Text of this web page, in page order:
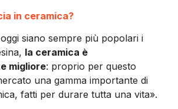
in ceramica?
siano sempre più popolari i
la ceramica è
migliore: proprio per questo
una gamma importante di
fatti per durare tutta una vita».